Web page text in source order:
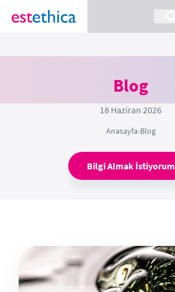
Blog
18 Haziran 2026
Anasayfa›Blog
Bilgi Almak İstiyorum